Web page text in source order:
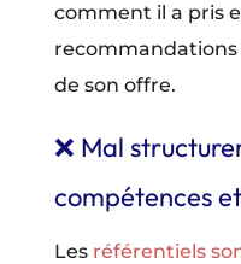
comment il a pris
de son offre.
❌ Mal
compétences
Les référentiels